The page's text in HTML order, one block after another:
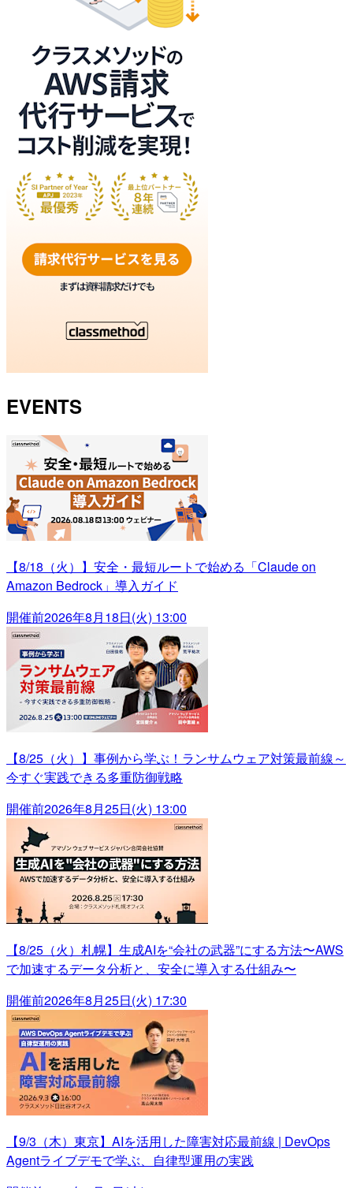
EVENTS
【8/18（火）】安全・最短ルートで始める「Claude on
Amazon Bedrock」導入ガイド
開催前2026年8月18日(火) 13:00
【8/25（火）】事例から学ぶ！ランサムウェア対策最前線～
今すぐ実践できる多重防御戦略
開催前2026年8月25日(火) 13:00
【8/25（火）札幌】生成AIを“会社の武器”にする方法〜AWS
で加速するデータ分析と、安全に導入する仕組み〜
開催前2026年8月25日(火) 17:30
【9/3（木）東京】AIを活用した障害対応最前線 | DevOps
Agentライブデモで学ぶ、自律型運用の実践